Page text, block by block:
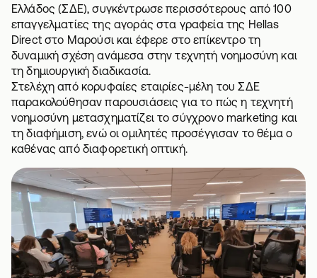
Ελλάδος (ΣΔΕ), συγκέντρωσε περισσότερους από 100
επαγγελματίες της αγοράς στα γραφεία της Hellas
Direct στο Μαρούσι και έφερε στο επίκεντρο τη
δυναμική σχέση ανάμεσα στην τεχνητή νοημοσύνη και
τη δημιουργική διαδικασία.
Στελέχη από κορυφαίες εταιρίες-μέλη του ΣΔΕ
παρακολούθησαν παρουσιάσεις για το πώς η τεχνητή
νοημοσύνη μετασχηματίζει το σύγχρονο marketing και
τη διαφήμιση, ενώ οι ομιλητές προσέγγισαν το θέμα ο
καθένας από διαφορετική οπτική.